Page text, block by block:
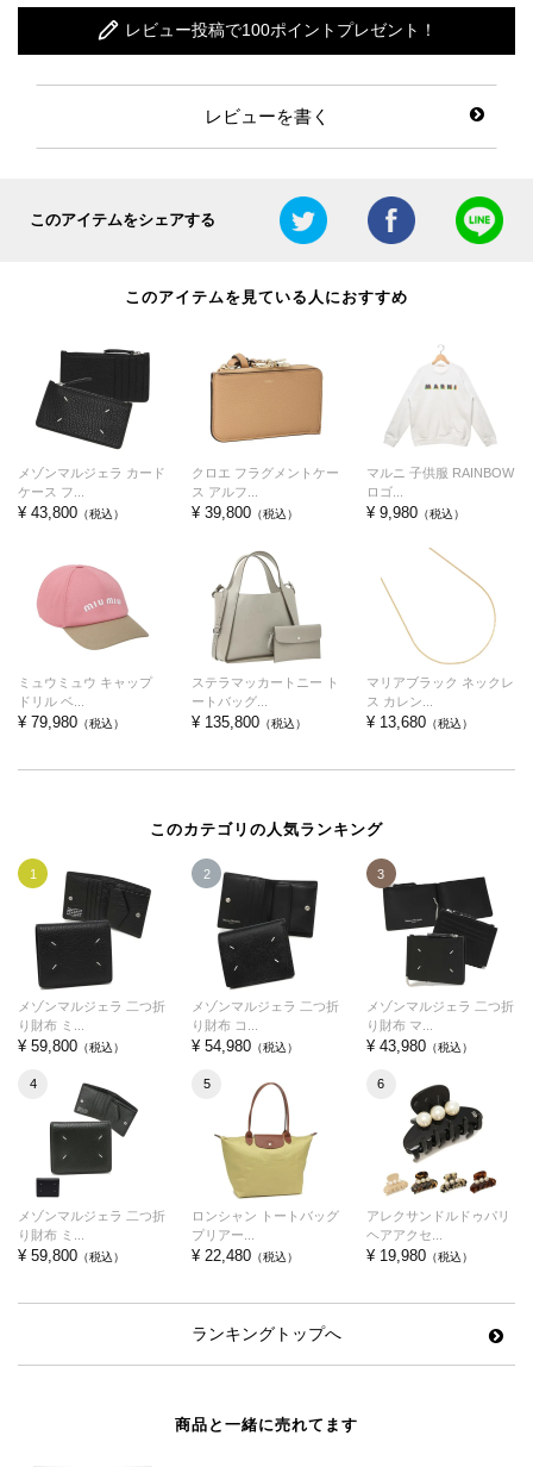
レビュー投稿で100ポイントプレゼント！
レビューを書く
このアイテムをシェアする
このアイテムを見ている人におすすめ
メゾンマルジェラ カード
ケース フ...
¥ 43,800 （税込）
クロエ フラグメントケー
ス アルフ...
¥ 39,800 （税込）
マルニ 子供服 RAINBOW
ロゴ...
¥ 9,980（税込）
ミュウミュウ キャップ
ドリル ベ...
¥ 79,980 （税込）
ステラマッカートニー ト
ートバッグ...
¥ 135,800 （税込）
マリアブラック ネックレ
ス カレン...
¥ 13,680（税込）
このカテゴリの人気ランキング
1
メゾンマルジェラ 二つ折
り財布 ミ...
¥ 59,800 （税込）
2
メゾンマルジェラ 二つ折
り財布 コ...
¥ 54,980 （税込）
3
メゾンマルジェラ 二つ折
り財布 マ...
¥ 43,980（税込）
4
メゾンマルジェラ 二つ折
り財布 ミ...
¥ 59,800 （税込）
5
ロンシャン トートバッグ
プリアー...
¥ 22,480 （税込）
6
アレクサンドルドゥパリ
ヘアアクセ...
¥ 19,980（税込）
ランキングトップへ
商品と一緒に売れてます